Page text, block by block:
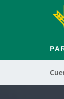
Cargando